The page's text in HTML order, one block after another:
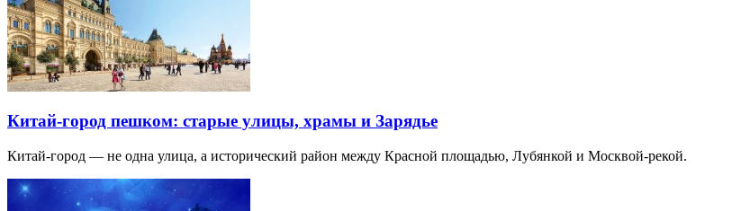
Китай-город пешком: старые улицы, храмы и Зарядье
Китай-город — не одна улица, а исторический район между Красной площадью, Лубянкой и Москвой-рекой.